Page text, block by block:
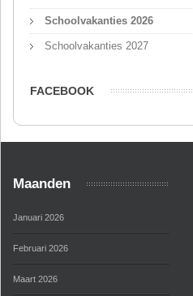
Schoolvakanties 2026
Schoolvakanties 2027
FACEBOOK
Maanden
Januari 2026
Februari 2026
Maart 2026